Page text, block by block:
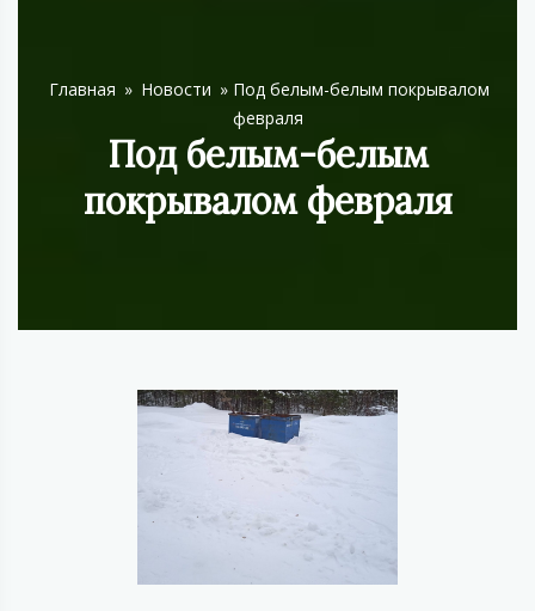
Главная » Новости » Под белым-белым покрывалом
февраля
Под белым-белым
покрывалом февраля